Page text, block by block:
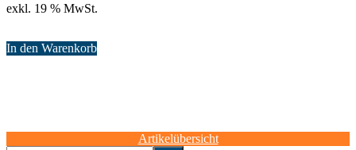
exkl. 19 % MwSt.
In den Warenkorb
Artikelübersicht